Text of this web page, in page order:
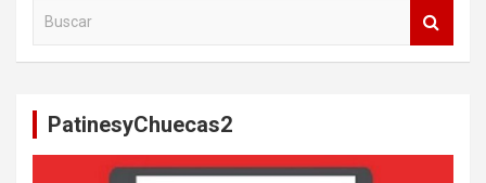
PatinesyChuecas2